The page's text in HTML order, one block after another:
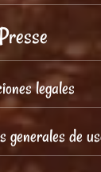
legales
generales de